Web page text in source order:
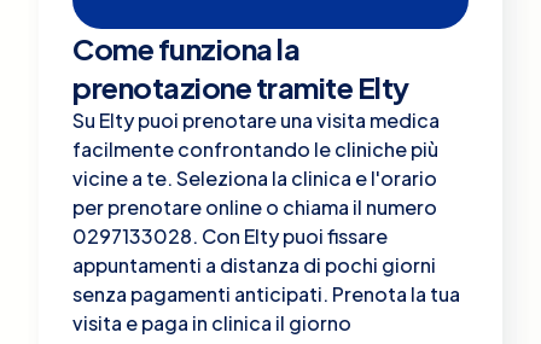
Come funziona la
prenotazione tramite Elty
Su Elty puoi prenotare una visita medica
facilmente confrontando le cliniche più
vicine a te. Seleziona la clinica e l'orario
per prenotare online o chiama il numero
0297133028. Con Elty puoi fissare
appuntamenti a distanza di pochi giorni
senza pagamenti anticipati. Prenota la tua
visita e paga in clinica il giorno